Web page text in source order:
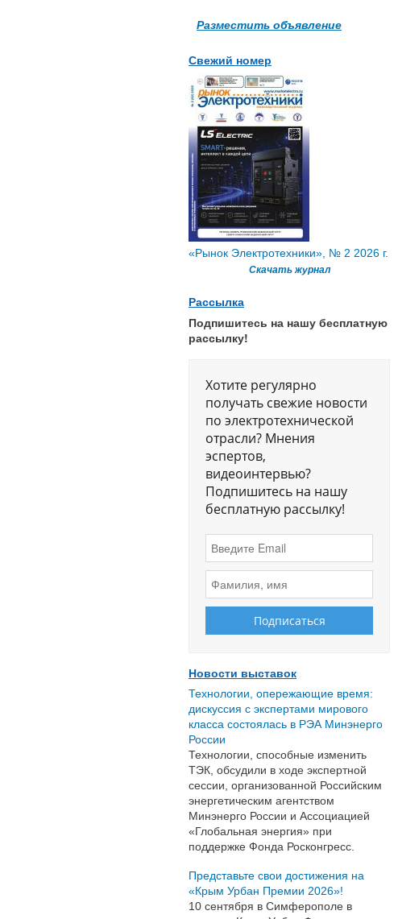
Разместить объявление
Свежий номер
«Рынок Электротехники», № 2 2026 г.
Скачать журнал
Рассылка
Подпишитесь на нашу бесплатную
рассылку!
Хотите регулярно
получать свежие новости
по электротехнической
отрасли? Мнения
эспертов,
видеоинтервью?
Подпишитесь на нашу
бесплатную рассылку!
Новости выставок
Технологии, опережающие время:
дискуссия с экспертами мирового
класса состоялась в РЭА Минэнерго
России
Технологии, способные изменить
ТЭК, обсудили в ходе экспертной
сессии, организованной Российским
энергетическим агентством
Минэнерго России и Ассоциацией
«Глобальная энергия» при
поддержке Фонда Росконгресс.
Представьте свои достижения на
«Крым Урбан Премии 2026»!
10 сентября в Симферополе в